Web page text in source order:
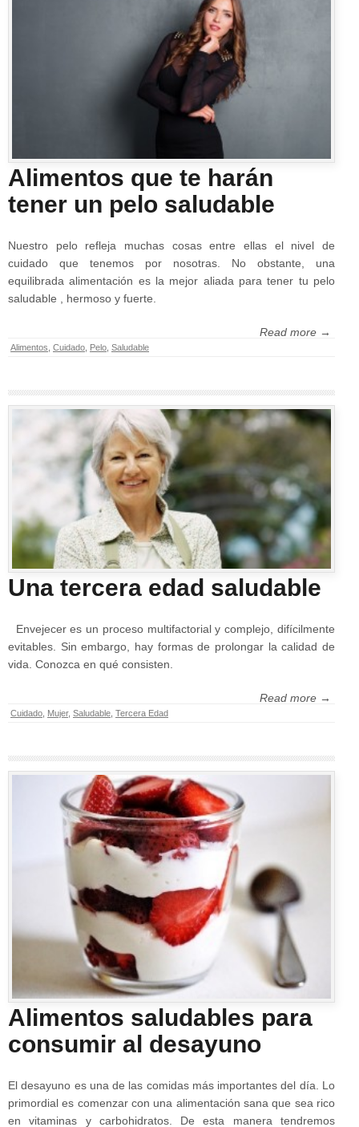
Alimentos que te harán
tener un pelo saludable
Nuestro pelo refleja muchas cosas entre ellas el nivel de
cuidado que tenemos por nosotras. No obstante, una
equilibrada alimentación es la mejor aliada para tener tu pelo
saludable , hermoso y fuerte.
Read more →
Alimentos Cuidado Pelo Saludable
Una tercera edad saludable
Envejecer es un proceso multifactorial y complejo, difícilmente
evitables. Sin embargo, hay formas de prolongar la calidad de
vida. Conozca en qué consisten.
Read more →
Cuidado Mujer, Saludable Tercera Edad
Alimentos saludables para
consumir al desayuno
El desayuno es una de las comidas más importantes del día. Lo
primordial es comenzar con una alimentación sana que sea rico
en vitaminas y carbohidratos. De esta manera tendremos